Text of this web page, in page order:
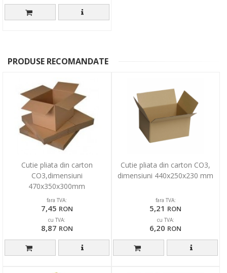
PRODUSE RECOMANDATE
Cutie pliata din carton
CO3,dimensiuni
470x350x300mm
fara TVA:
7,45 RON
cu TVA:
8,87 RON
Cutie pliata din carton CO3,
dimensiuni 440x250x230 mm
fara TVA:
5,21 RON
cu TVA:
6,20 RON